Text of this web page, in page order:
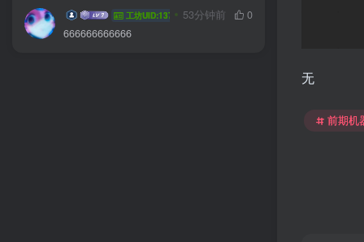
kobeni 工坊UID:13719 53分钟前
0
666666666666
无
前期机